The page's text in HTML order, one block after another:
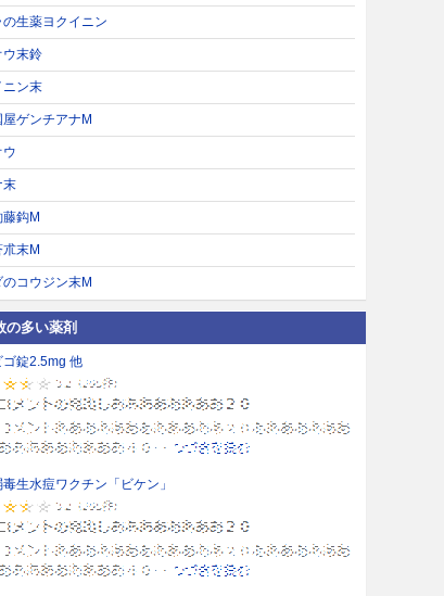
の生薬ヨクイニン
ウ末鈴
ニン末
ゲンチアナM
ウ
末
鈎M
末M
のコウジン末M
の多い薬剤
ゴ錠2.5mg 他
生水痘ワクチン「ビケン」